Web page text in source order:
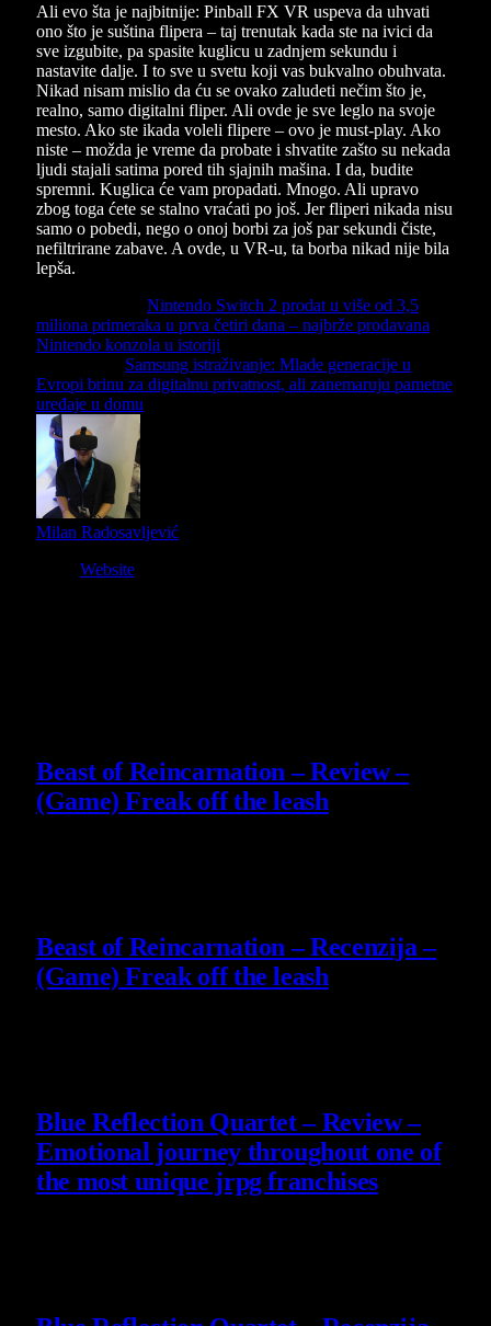
Ali evo šta je najbitnije: Pinball FX VR uspeva da uhvati
ono što je suština flipera – taj trenutak kada ste na ivici da
sve izgubite, pa spasite kuglicu u zadnjem sekundu i
nastavite dalje. I to sve u svetu koji vas bukvalno obuhvata.
Nikad nisam mislio da ću se ovako zaludeti nečim što je,
realno, samo digitalni fliper. Ali ovde je sve leglo na svoje
mesto. Ako ste ikada voleli flipere – ovo je must-play. Ako
niste – možda je vreme da probate i shvatite zašto su nekada
ljudi stajali satima pored tih sjajnih mašina. I da, budite
spremni. Kuglica će vam propadati. Mnogo. Ali upravo
zbog toga ćete se stalno vraćati po još. Jer fliperi nikada nisu
samo o pobedi, nego o onoj borbi za još par sekundi čiste,
nefiltrirane zabave. A ovde, u VR-u, ta borba nikad nije bila
lepša.
Nintendo Switch 2 prodat u više od 3,5
miliona primeraka u prva četiri dana – najbrže prodavana
Nintendo konzola u istoriji
Samsung istraživanje: Mlade generacije u
Evropi brinu za digitalnu privatnost, ali zanemaruju pametne
uređaje u domu
Milan Radosavljević
Website
Beast of Reincarnation – Review –
(Game) Freak off the leash
Beast of Reincarnation – Recenzija –
(Game) Freak off the leash
Blue Reflection Quartet – Review –
Emotional journey throughout one of
the most unique jrpg franchises